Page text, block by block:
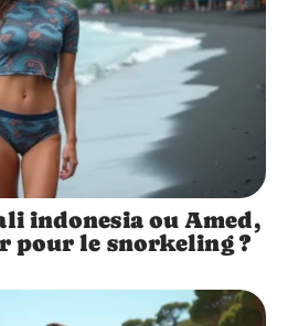
indonesia ou Amed,
pour le snorkeling ?